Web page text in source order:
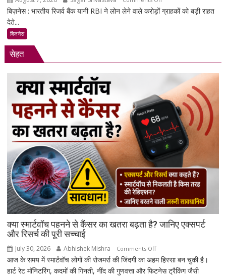
RBI
न
बैंक
कर
सकेंगे
आपका
मोबाइल-
लैपटॉप
लॉक,
1
जनवरी
2027
से
नए
नियम
बिज़नेस : भारतीय रिजर्व बैंक यानी RBI ने लोन लेने वाले करोड़ों ग्राहकों को बड़ी राहत
देते...
बिजनेस
सेहत
क्या स्मार्टवॉच पहनने से कैंसर का खतरा बढ़ता है? जानिए एक्सपर्ट
और रिसर्च की पूरी सच्चाई
July 30, 2026 Abhishek Mishra Comments Offon
क्या
स्मार्टवॉच
आज के समय में स्मार्टवॉच लोगों की रोजमर्रा की जिंदगी का अहम हिस्सा बन चुकी है।
हार्ट रेट मॉनिटरिंग, कदमों की गिनती, नींद की गुणवत्ता और फिटनेस ट्रैकिंग जैसी